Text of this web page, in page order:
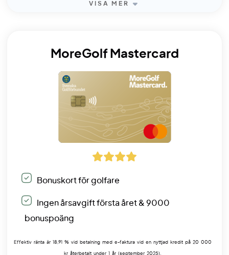
VISA MER
MoreGolf Mastercard
Bonuskort för golfare
Ingen årsavgift första året & 9000
bonuspoäng
Effektiv ränta är 18,91 % vid betalning med e-faktura vid en nyttjad kredit på 20 000
kr återbetalt under 1 år (september 2025).